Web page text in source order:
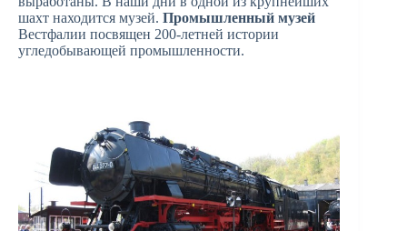
шахт находится музей. Промышленный музей
Вестфалии посвящен 200-летней истории
угледобывающей промышленности.